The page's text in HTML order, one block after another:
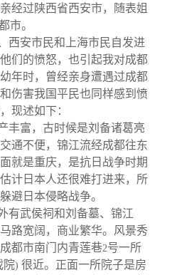
务
经过陕西省西安市，随表姐
市。
西安市民和上海市民自发进
们的愤怒，也引起我对成都
年时，曾经亲身遭遇过成都
伤害我国平民也同样感到愤
现述如下：
丰富，古时候是刘备诸葛亮
通不便，锦江流经成都往东
就是重庆，是抗日战争时期
计日本人还很难打进来，所
避日本侵略战争。
有武侯祠和刘备墓、锦江
路宽阔，商业繁华。风景秀
都市南门内青莲巷2号一所
院) 很近。正面一所院子是房